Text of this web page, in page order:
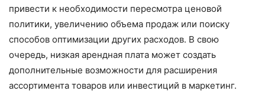
привести к необходимости пересмотра ценовой
политики, увеличению объема продаж или поиску
способов оптимизации других расходов. В свою
очередь, низкая арендная плата может создать
дополнительные возможности для расширения
ассортимента товаров или инвестиций в маркетинг.